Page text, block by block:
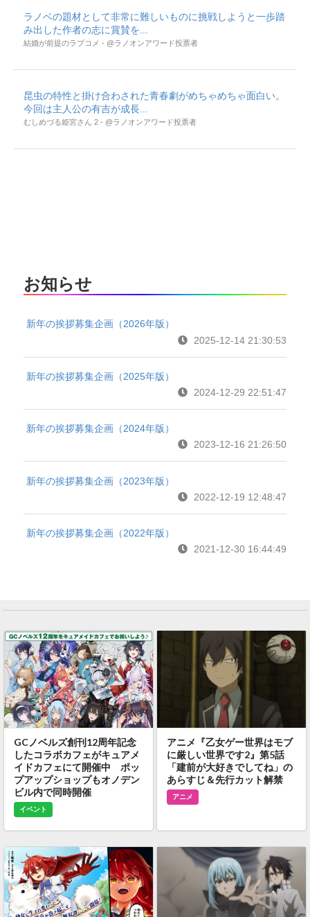
ラノベの題材として非常に難しいものに挑戦しようと一歩踏
み出した作者の志に賞賛を...
結婚が前提のラブコメ - @ラノオンアワード投票者
昆虫の特性と掛け合わされた青春劇がめちゃめちゃ面白い。
今回は主人公の有吉が成長...
むしめづる姫宮さん 2 - @ラノオンアワード投票者
お知らせ
新年の挨拶募集企画（2026年版）
2025-12-14 21:30:53
新年の挨拶募集企画（2025年版）
2024-12-29 22:51:47
新年の挨拶募集企画（2024年版）
2023-12-16 21:26:50
新年の挨拶募集企画（2023年版）
2022-12-19 12:48:47
新年の挨拶募集企画（2022年版）
2021-12-30 16:44:49
GCノベルズ創刊12周年記念
したコラボカフェがキュアメ
イドカフェにて開催中 ポッ
プアップショップもオノデン
ビル内で同時開催
イベント
アニメ『乙女ゲー世界はモブ
に厳しい世界です2』第5話
「建前が大好きでしてね」の
あらすじ＆先行カット解禁
アニメ